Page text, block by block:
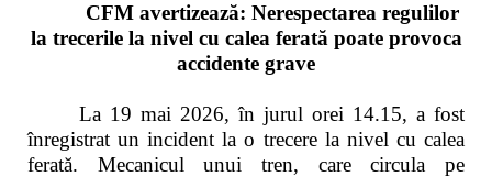
CFM avertizează: Nerespectarea regulilor
la trecerile la nivel cu calea ferată poate provoca
accidente grave
La 19 mai 2026, în jurul orei 14.15, a fost
înregistrat un incident la o trecere la nivel cu calea
ferată. Mecanicul unui tren, care circula pe